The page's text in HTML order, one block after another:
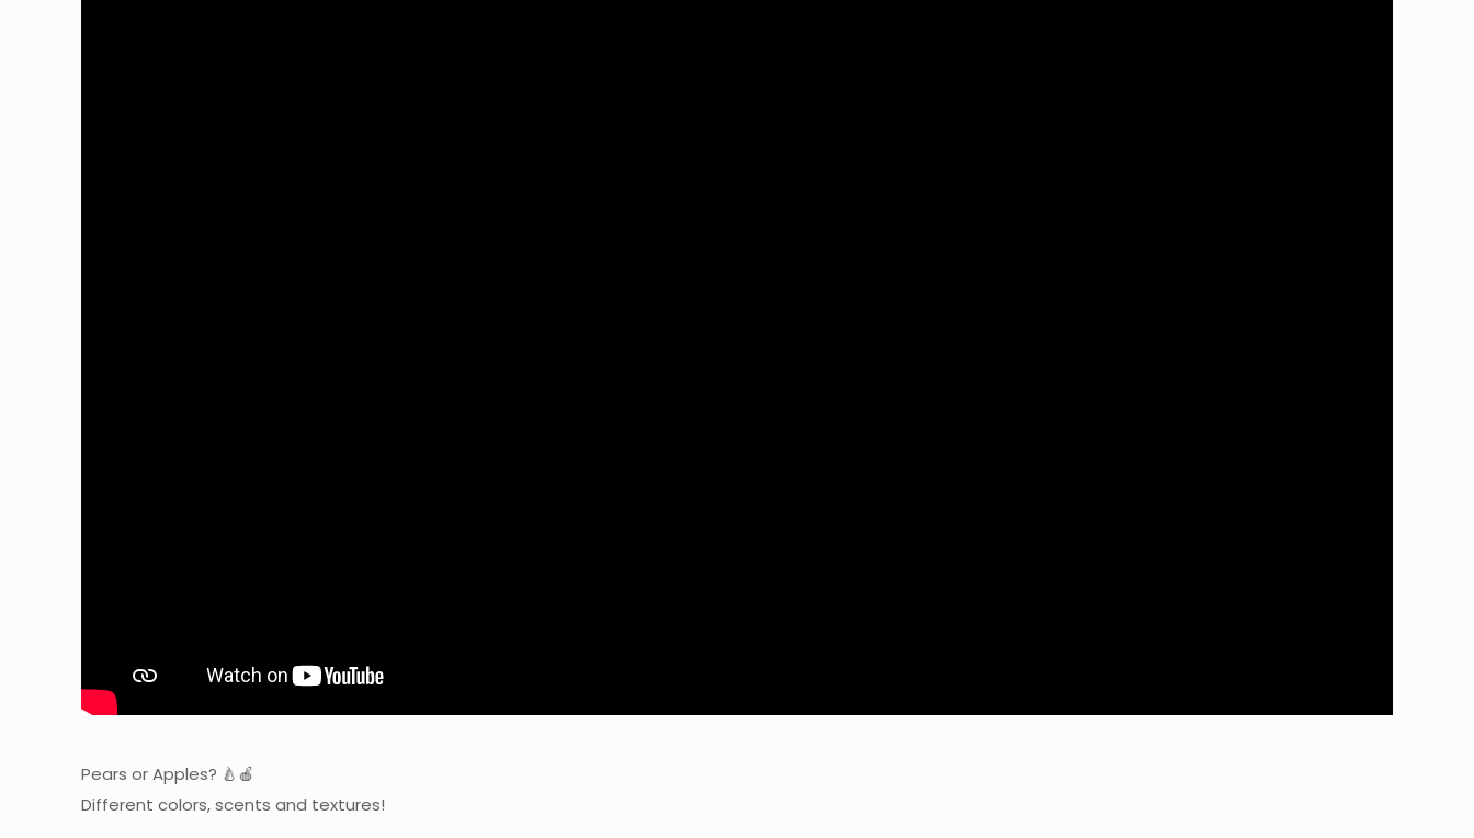
Pears or Apples? 🍐🍎
Different colors, scents and textures!